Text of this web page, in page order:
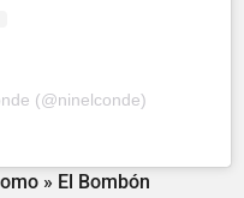
(@ninelconde)
» El Bombón